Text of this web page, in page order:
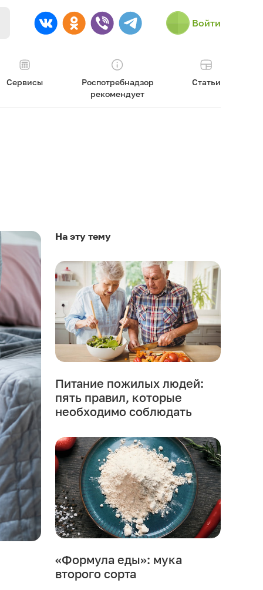
Войти
Сервисы
Роспотребнадзор
рекомендует
Статьи
На эту тему
Питание пожилых людей:
пять правил, которые
необходимо соблюдать
«Формула еды»: мука
второго сорта